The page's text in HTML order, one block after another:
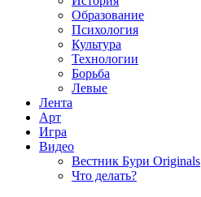
Образование
Психология
Культура
Технологии
Борьба
Левые
Лента
Арт
Игра
Видео
Вестник Бури Originals
Что делать?